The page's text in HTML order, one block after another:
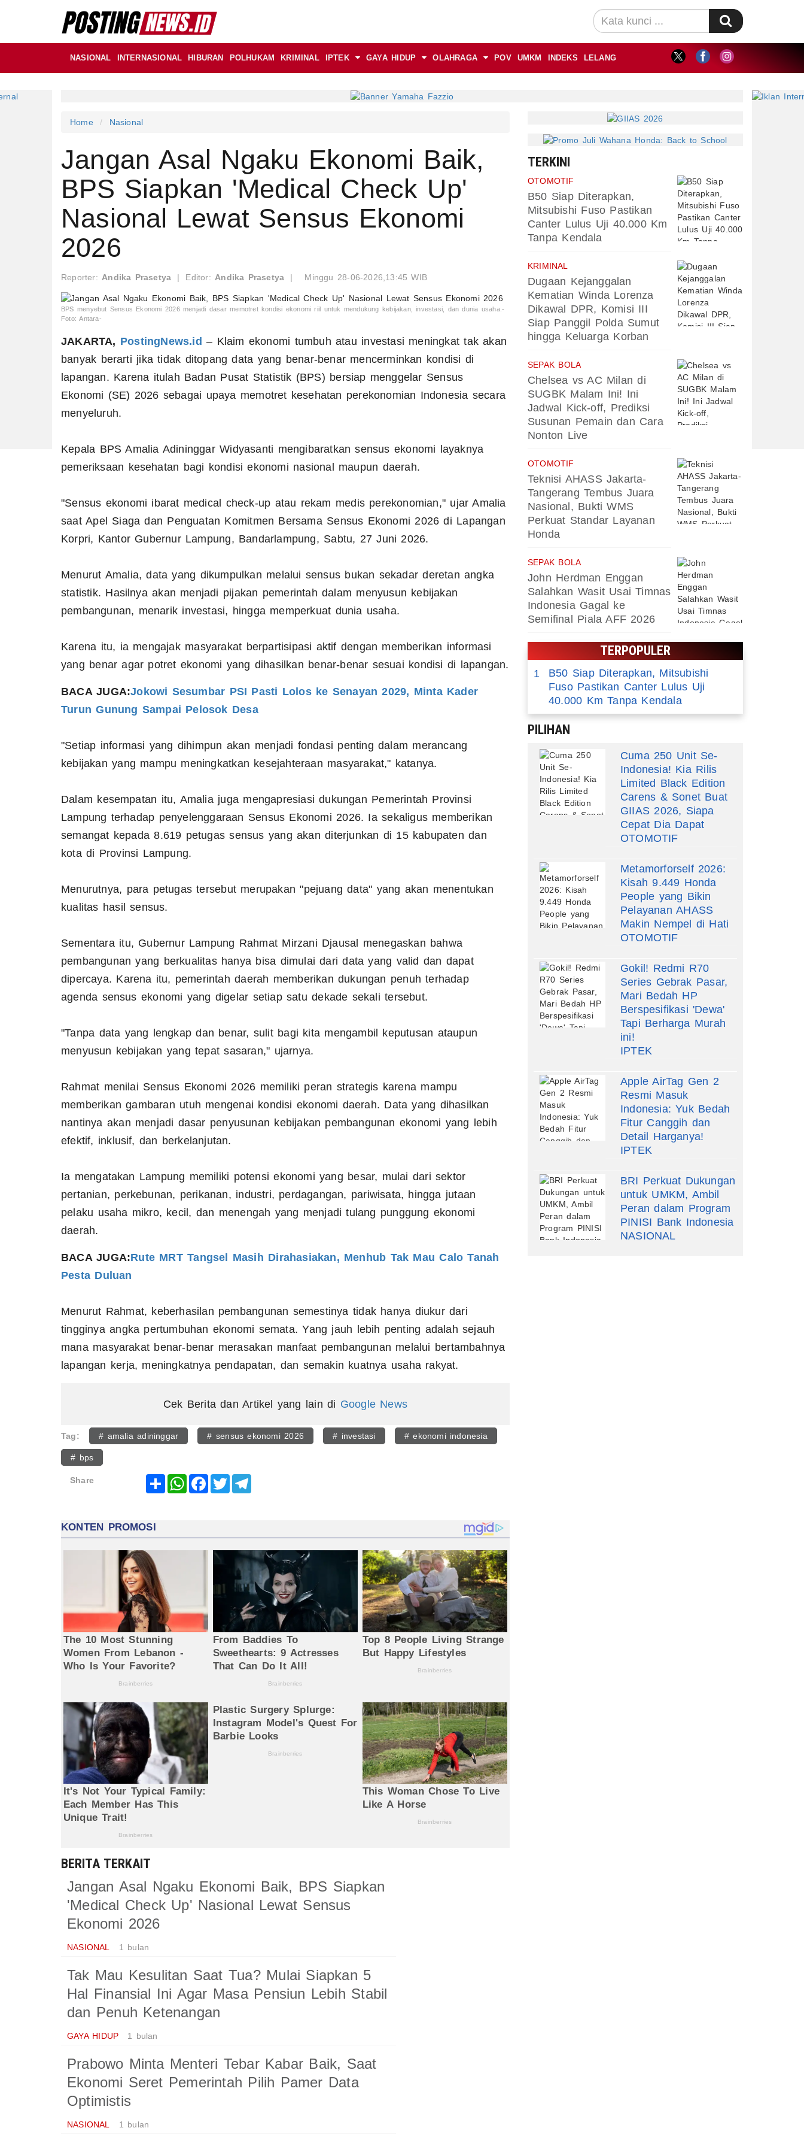
NASIONAL INTERNASIONAL HIBURAN POLHUKAM KRIMINAL IPTEK GAYA HIDUP OLAHRAGA POV UMKM INDEKS LELANG
Home Nasional
Jangan Asal Ngaku Ekonomi Baik,
BPS Siapkan 'Medical Check Up'
Nasional Lewat Sensus Ekonomi
2026
Reporter:Andika Prasetya | Editor:Andika Prasetya | Minggu 28-06-2026,13:45 WIB
BPS menyebut Sensus Ekonomi 2026 menjadi dasar memotret kondisi ekonomi riil untuk mendukung kebijakan, investasi, dan dunia usaha.-
Foto: Antara-
JAKARTA, PostingNews.id – Klaim ekonomi tumbuh atau investasi meningkat tak akan
banyak berarti jika tidak ditopang data yang benar-benar mencerminkan kondisi di
lapangan. Karena itulah Badan Pusat Statistik (BPS) bersiap menggelar Sensus
Ekonomi (SE) 2026 sebagai upaya memotret kesehatan perekonomian Indonesia secara
menyeluruh.
Kepala BPS Amalia Adininggar Widyasanti mengibaratkan sensus ekonomi layaknya
pemeriksaan kesehatan bagi kondisi ekonomi nasional maupun daerah.
"Sensus ekonomi ibarat medical check-up atau rekam medis perekonomian," ujar Amalia
saat Apel Siaga dan Penguatan Komitmen Bersama Sensus Ekonomi 2026 di Lapangan
Korpri, Kantor Gubernur Lampung, Bandarlampung, Sabtu, 27 Juni 2026.
Menurut Amalia, data yang dikumpulkan melalui sensus bukan sekadar deretan angka
statistik. Hasilnya akan menjadi pijakan pemerintah dalam menyusun kebijakan
pembangunan, menarik investasi, hingga memperkuat dunia usaha.
Karena itu, ia mengajak masyarakat berpartisipasi aktif dengan memberikan informasi
yang benar agar potret ekonomi yang dihasilkan benar-benar sesuai kondisi di lapangan.
BACA JUGA:Jokowi Sesumbar PSI Pasti Lolos ke Senayan 2029, Minta Kader
Turun Gunung Sampai Pelosok Desa
"Setiap informasi yang dihimpun akan menjadi fondasi penting dalam merancang
kebijakan yang mampu meningkatkan kesejahteraan masyarakat," katanya.
Dalam kesempatan itu, Amalia juga mengapresiasi dukungan Pemerintah Provinsi
Lampung terhadap penyelenggaraan Sensus Ekonomi 2026. Ia sekaligus memberikan
semangat kepada 8.619 petugas sensus yang akan diterjunkan di 15 kabupaten dan
kota di Provinsi Lampung.
Menurutnya, para petugas tersebut merupakan "pejuang data" yang akan menentukan
kualitas hasil sensus.
Sementara itu, Gubernur Lampung Rahmat Mirzani Djausal menegaskan bahwa
pembangunan yang berkualitas hanya bisa dimulai dari data yang valid dan dapat
dipercaya. Karena itu, pemerintah daerah memberikan dukungan penuh terhadap
agenda sensus ekonomi yang digelar setiap satu dekade sekali tersebut.
"Tanpa data yang lengkap dan benar, sulit bagi kita mengambil keputusan ataupun
menyusun kebijakan yang tepat sasaran," ujarnya.
Rahmat menilai Sensus Ekonomi 2026 memiliki peran strategis karena mampu
memberikan gambaran utuh mengenai kondisi ekonomi daerah. Data yang dihasilkan
nantinya akan menjadi dasar penyusunan kebijakan pembangunan ekonomi yang lebih
efektif, inklusif, dan berkelanjutan.
Ia mengatakan Lampung memiliki potensi ekonomi yang besar, mulai dari sektor
pertanian, perkebunan, perikanan, industri, perdagangan, pariwisata, hingga jutaan
pelaku usaha mikro, kecil, dan menengah yang menjadi tulang punggung ekonomi
daerah.
BACA JUGA:Rute MRT Tangsel Masih Dirahasiakan, Menhub Tak Mau Calo Tanah
Pesta Duluan
Menurut Rahmat, keberhasilan pembangunan semestinya tidak hanya diukur dari
tingginya angka pertumbuhan ekonomi semata. Yang jauh lebih penting adalah sejauh
mana masyarakat benar-benar merasakan manfaat pembangunan melalui bertambahnya
lapangan kerja, meningkatnya pendapatan, dan semakin kuatnya usaha rakyat.
Cek Berita dan Artikel yang lain di Google News
Tag: # amalia adininggar # sensus ekonomi 2026 # investasi # ekonomi indonesia
# bps
Share Share WhatsAppFacebook
Twitter
BERITA TERKAIT
Jangan Asal Ngaku Ekonomi Baik, BPS Siapkan
'Medical Check Up' Nasional Lewat Sensus
Ekonomi 2026
NASIONAL 1 bulan
Tak Mau Kesulitan Saat Tua? Mulai Siapkan 5
Hal Finansial Ini Agar Masa Pensiun Lebih Stabil
dan Penuh Ketenangan
GAYA HIDUP 1 bulan
Prabowo Minta Menteri Tebar Kabar Baik, Saat
Ekonomi Seret Pemerintah Pilih Pamer Data
Optimistis
NASIONAL 1 bulan
TERKINI
OTOMOTIF
B50 Siap Diterapkan,
Mitsubishi Fuso Pastikan
Canter Lulus Uji 40.000 Km
Tanpa Kendala
KRIMINAL
Dugaan Kejanggalan
Kematian Winda Lorenza
Dikawal DPR, Komisi III
Siap Panggil Polda Sumut
hingga Keluarga Korban
SEPAK BOLA
Chelsea vs AC Milan di
SUGBK Malam Ini! Ini
Jadwal Kick-off, Prediksi
Susunan Pemain dan Cara
Nonton Live
OTOMOTIF
Teknisi AHASS Jakarta-
Tangerang Tembus Juara
Nasional, Bukti WMS
Perkuat Standar Layanan
Honda
SEPAK BOLA
John Herdman Enggan
Salahkan Wasit Usai Timnas
Indonesia Gagal ke
Semifinal Piala AFF 2026
TERPOPULER
1
B50 Siap Diterapkan, Mitsubishi
Fuso Pastikan Canter Lulus Uji
40.000 Km Tanpa Kendala
PILIHAN
Cuma 250 Unit Se-
Indonesia! Kia Rilis
Limited Black Edition
Carens & Sonet Buat
GIIAS 2026, Siapa
Cepat Dia Dapat
OTOMOTIF
Metamorforself 2026:
Kisah 9.449 Honda
People yang Bikin
Pelayanan AHASS
Makin Nempel di Hati
OTOMOTIF
Gokil! Redmi R70
Series Gebrak Pasar,
Mari Bedah HP
Berspesifikasi 'Dewa'
Tapi Berharga Murah
ini!
IPTEK
Apple AirTag Gen 2
Resmi Masuk
Indonesia: Yuk Bedah
Fitur Canggih dan
Detail Harganya!
IPTEK
BRI Perkuat Dukungan
untuk UMKM, Ambil
Peran dalam Program
PINISI Bank Indonesia
NASIONAL